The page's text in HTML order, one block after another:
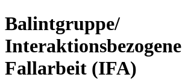
Balintgruppe/
Interaktionsbezogene
Fallarbeit (IFA)